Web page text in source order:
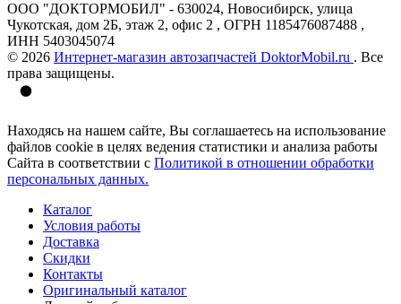
ООО "ДОКТОРМОБИЛ" - 630024, Новосибирск, улица
Чукотская, дом 2Б, этаж 2, офис 2 , ОГРН 1185476087488 ,
ИНН 5403045074
© 2026 Интернет-магазин автозапчастей DoktorMobil.ru . Все
права защищены.
Находясь на нашем сайте, Вы соглашаетесь на использование
файлов cookie в целях ведения статистики и анализа работы
Сайта в соответствии с Политикой в отношении обработки
персональных данных.
Каталог
Условия работы
Доставка
Скидки
Контакты
Оригинальный каталог